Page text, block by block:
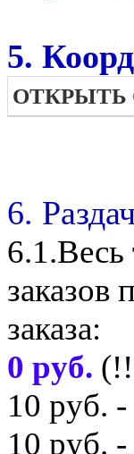
5.
ОТКРЫТЬ
6.
6.1.Весь
заказов
заказа:
0 руб.
10 руб.
10